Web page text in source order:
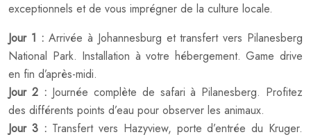
exceptionnels et de vous imprégner de la culture locale.
Jour 1 :Arrivée à Johannesburg et transfert vers Pilanesberg
National Park. Installation à votre hébergement. Game drive
en fin d’après-midi.
Jour 2 : Journée complète de safari à Pilanesberg. Profitez
des différents points d’eau pour observer les animaux.
Jour 3 : Transfert vers Hazyview, porte d’entrée du Kruger.